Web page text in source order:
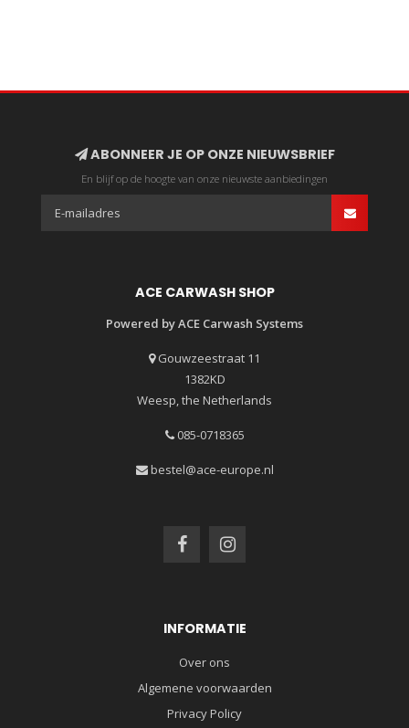
ABONNEER JE OP ONZE NIEUWSBRIEF
En blijf op de hoogte van onze nieuwste aanbiedingen
ACE CARWASH SHOP
Powered by ACE Carwash Systems
Gouwzeestraat 11
1382KD
Weesp, the Netherlands
085-0718365
bestel@ace-europe.nl
INFORMATIE
Over ons
Algemene voorwaarden
Privacy Policy